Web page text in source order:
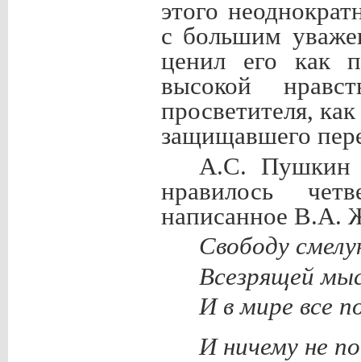
этого
с большим
ценил его как
высокой
просветителя,
защищавшего
А.С. Пушкин
нравилось
написанное В.А.
Свободу
Всезрящей
И в мире все
И ничему не